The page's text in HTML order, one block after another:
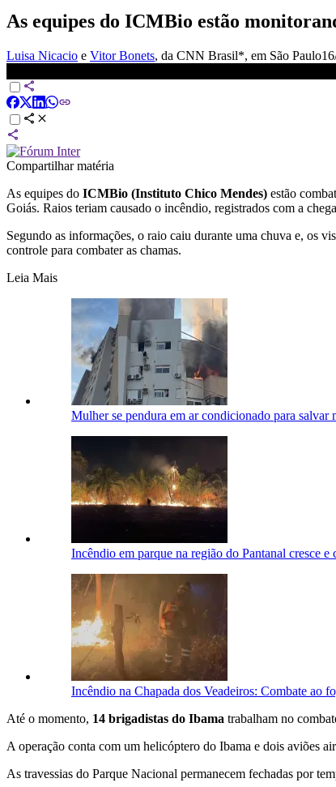
As equipes do ICMBio estão
Luisa Nicacio e Vitor Bonets, da CNN Brasil*, em São Paulo
Compartilhar matéria
As equipes do ICMBio (Instituto Chico Mendes) estão
Goiás. Raios teriam causado o incêndio, registrados com a
Segundo as informações, o raio caiu durante uma chuva e, os
controle para combater as chamas.
Leia Mais
Mulher se pendura em ar condicionado para salvar
Incêndio em parque na região do Pantanal cresce e
Incêndio na Chapada dos Veadeiros: Combate ao
Até o momento, 14 brigadistas do Ibama trabalham no
A operação conta com um helicóptero do Ibama e dois aviões
As travessias do Parque Nacional permanecem fechadas por